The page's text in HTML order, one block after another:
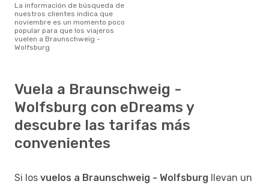
La información de búsqueda de
nuestros clientes indica que
noviembre es un momento poco
popular para que los viajeros
vuelen a Braunschweig -
Wolfsburg
Vuela a Braunschweig -
Wolfsburg con eDreams y
descubre las tarifas más
convenientes
Si los vuelos a Braunschweig - Wolfsburg llevan un